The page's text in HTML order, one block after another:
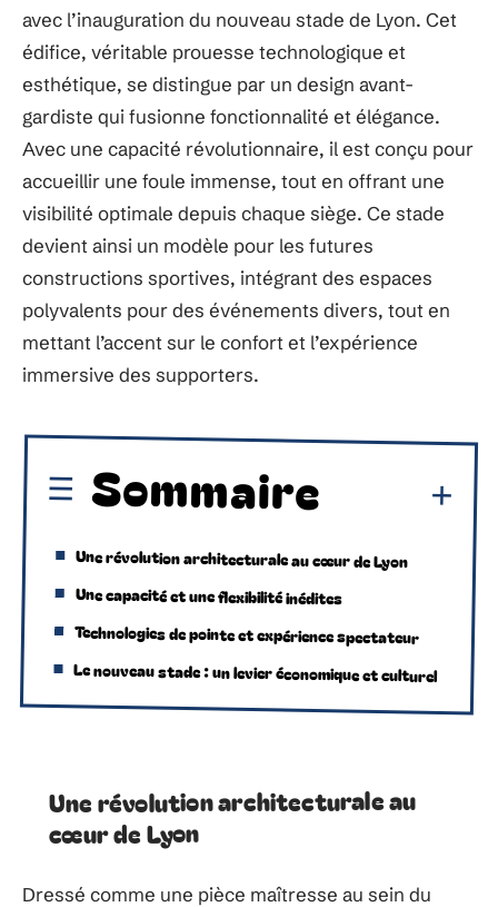
avec l’inauguration du nouveau stade de Lyon. Cet
édifice, véritable prouesse technologique et
esthétique, se distingue par un design avant-
gardiste qui fusionne fonctionnalité et élégance.
Avec une capacité révolutionnaire, il est conçu pour
accueillir une foule immense, tout en offrant une
visibilité optimale depuis chaque siège. Ce stade
devient ainsi un modèle pour les futures
constructions sportives, intégrant des espaces
polyvalents pour des événements divers, tout en
mettant l’accent sur le confort et l’expérience
immersive des supporters.
Sommaire
Une révolution architecturale au cœur de Lyon
Une capacité et une flexibilité inédites
Technologies de pointe et expérience spectateur
Le nouveau stade : un levier économique et culturel
Une révolution architecturale au
cœur de Lyon
Dressé comme une pièce maîtresse au sein du